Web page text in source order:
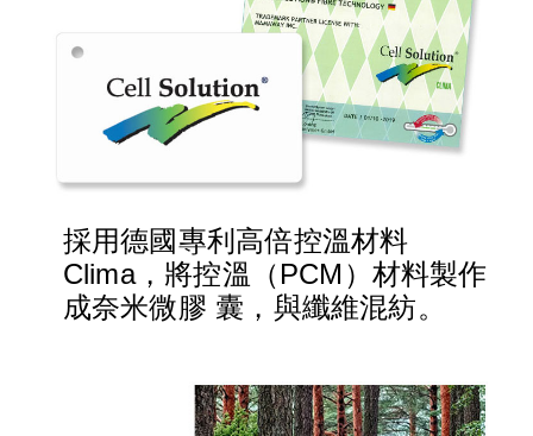
採用德國專利高倍控溫材料
Clima，將控溫（PCM）材料製作
成奈米微膠 囊，與纖維混紡。